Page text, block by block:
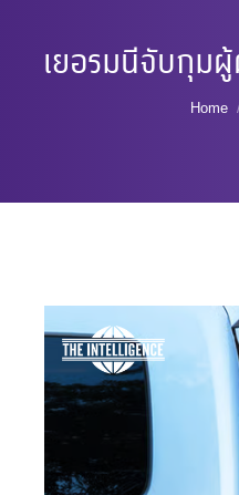
เยอรมนีจับกุม
You
Home